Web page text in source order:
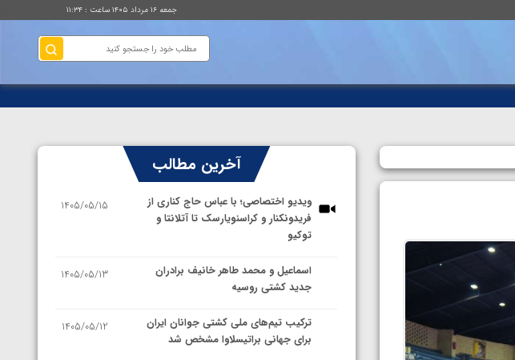
جمعه ۱۶ مرداد ۱۴۰۵ ساعت : ۱۱:۳۴
آخرین مطالب
ویدیو اختصاصی؛ با عباس حاج کناری از
فریدونکنار و کراسنویارسک تا آتلانتا و
توکیو
1405/05/15
اسماعیل و محمد طاهر خانیف برادران
جدید کشتی روسیه
1405/05/13
ترکیب تیم‌های ملی کشتی جوانان ایران
برای جهانی براتیسلاوا مشخص شد
1405/05/12